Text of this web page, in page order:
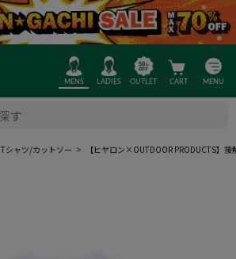
MENS LADIES OUTLET CART MENU
Tシャツ/カットソー 【ヒヤロン×OUTDOOR PRODUCTS】